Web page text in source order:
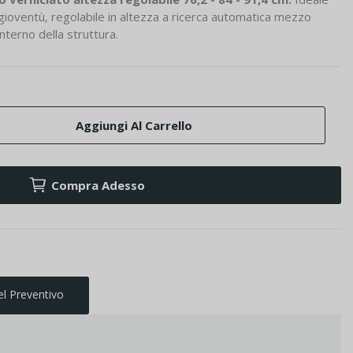
regolabile in altezza a ricerca automatica mezzo
della struttura.
Aggiungi Al Carrello
Compra Adesso
Preventivo